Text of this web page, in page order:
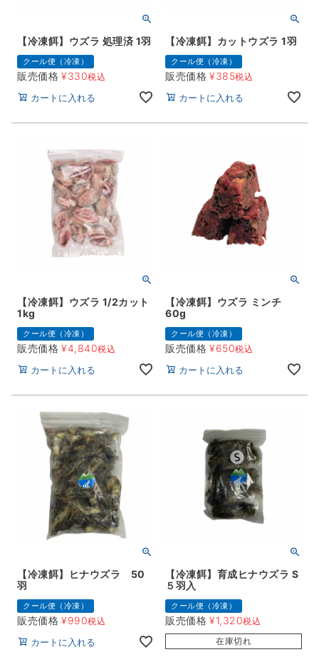
【冷凍餌】ウズラ 処理済 1羽
クール便（冷凍）
販売価格 ¥330税込
カートに入れる
【冷凍餌】カットウズラ 1羽
クール便（冷凍）
販売価格 ¥385税込
カートに入れる
【冷凍餌】ウズラ 1/2カット
1kg
クール便（冷凍）
販売価格 ¥4,840税込
カートに入れる
【冷凍餌】ウズラ ミンチ
60g
クール便（冷凍）
販売価格 ¥650税込
カートに入れる
【冷凍餌】ヒナウズラ 50
羽
クール便（冷凍）
販売価格 ¥990税込
カートに入れる
【冷凍餌】育成ヒナウズラ S
５羽入
クール便（冷凍）
販売価格 ¥1,320税込
在庫切れ